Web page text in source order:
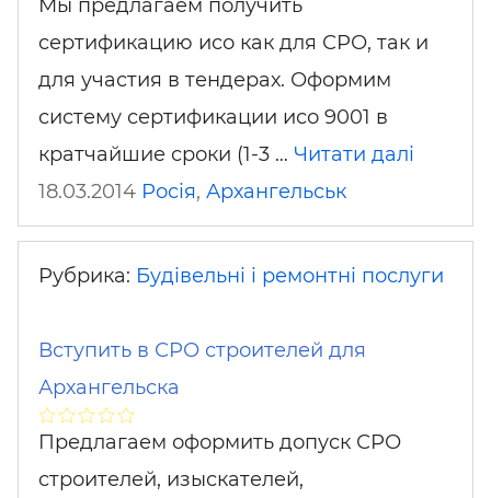
Мы предлагаем получить
сертификацию исо как для СРО, так и
для участия в тендерах. Оформим
систему сертификации исо 9001 в
кратчайшие сроки (1-3 … Читати далі
18.03.2014 Росія, Архангельськ
Рубрика: Будівельні і ремонтні послуги
Вступить в СРО строителей для
Архангельска
Предлагаем оформить допуск СРО
строителей, изыскателей,